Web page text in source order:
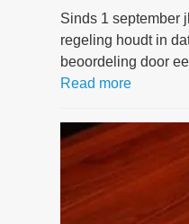
Sinds 1 september
regeling houdt in
beoordeling door
Read more